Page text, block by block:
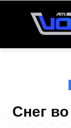
Снег